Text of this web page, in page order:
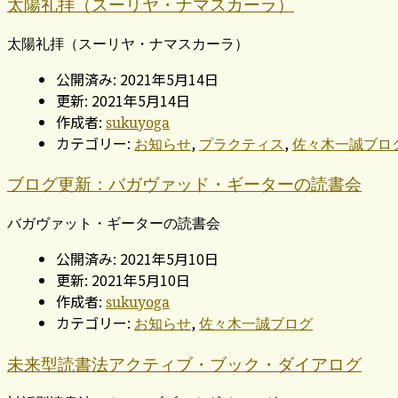
太陽礼拝（スーリヤ・ナマスカーラ）
公開済み: 2021年5月14日
更新: 2021年5月14日
作成者: sukuyoga
カテゴリー: お知らせ, プラクティス, 佐々木一誠ブロ
ブログ更新：バガヴァッド・ギーターの読書会
バガヴァット・ギーターの読書会
公開済み: 2021年5月10日
更新: 2021年5月10日
作成者: sukuyoga
カテゴリー: お知らせ,佐々木一誠ブログ
未来型読書法アクティブ・ブック・ダイアログ